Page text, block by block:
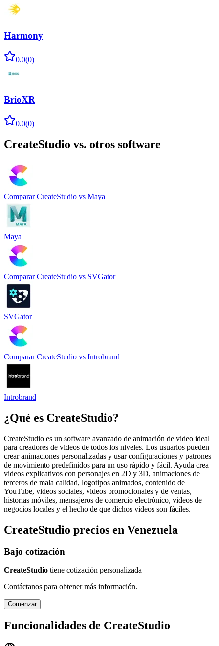
Harmony
0.0(0)
BrioXR
0.0(0)
CreateStudio vs. otros software
Comparar CreateStudio vs Maya
Maya
Comparar CreateStudio vs SVGator
SVGator
Comparar CreateStudio vs Introbrand
Introbrand
¿Qué es CreateStudio?
CreateStudio es un software avanzado de animación de video ideal
para creadores de videos de todos los niveles. Los usuarios pueden
crear animaciones personalizadas y usar configuraciones y patrones
de movimiento predefinidos para un uso rápido y fácil. Ayuda crea
videos explicativos con personajes en 2D y 3D, animaciones de
terceros de mala calidad, logotipos animados, contenido de
YouTube, videos sociales, videos promocionales y de ventas,
historias móviles, mensajeros de comercio electrónico, videos de
negocios locales y el hecho de que dichos videos son fáciles.
CreateStudio precios en Venezuela
Bajo cotización
CreateStudio tiene cotización personalizada
Contáctanos para obtener más información.
Comenzar
Funcionalidades de CreateStudio